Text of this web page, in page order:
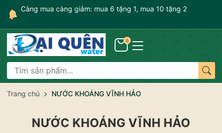
Càng mua càng giảm: mua 6 tặng 1, mua 10 tặng 2
0
Trang chủ NƯỚC KHOÁNG VĨNH HẢO
NƯỚC KHOÁNG VĨNH HẢO